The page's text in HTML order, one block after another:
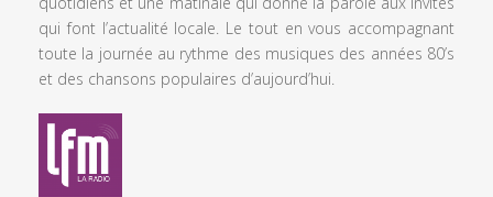
qui font l’actualité locale. Le tout en vous accompagnant
toute la journée au rythme des musiques des années 80’s
et des chansons populaires d’aujourd’hui.